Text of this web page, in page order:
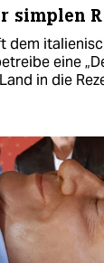
simplen
dem
eine
in die